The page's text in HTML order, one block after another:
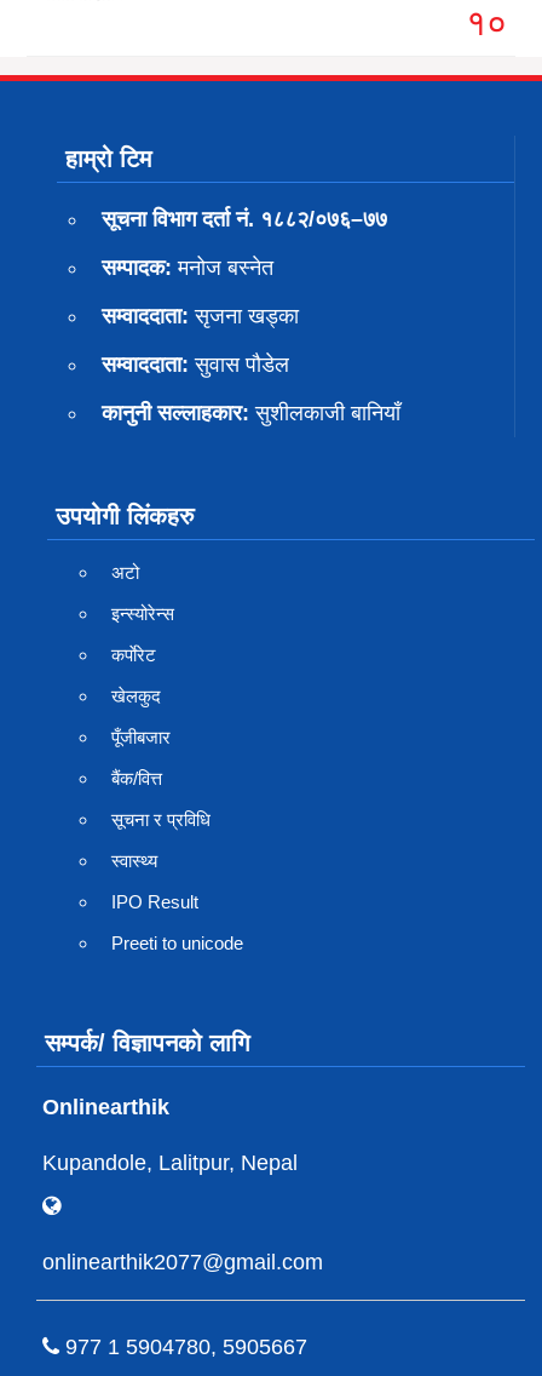
१०
हाम्रो टिम
सूचना विभाग दर्ता नं. १८८२/०७६–७७
सम्पादक: मनोज बस्नेत
सम्वाददाता: सृजना खड्का
सम्वाददाता: सुवास पाैडेल
कानुनी सल्लाहकार: सुशीलकाजी बानियाँ
उपयोगी लिंकहरु
अटो
इन्स्योरेन्स
कर्पाेरेट
खेलकुद
पूँजीबजार
बैंक/वित्त
सूचना र प्रविधि
स्वास्थ्य
IPO Result
Preeti to unicode
सम्पर्क/ विज्ञापनको लागि
Onlinearthik
Kupandole, Lalitpur, Nepal
onlinearthik2077@gmail.com
977 1 5904780, 5905667